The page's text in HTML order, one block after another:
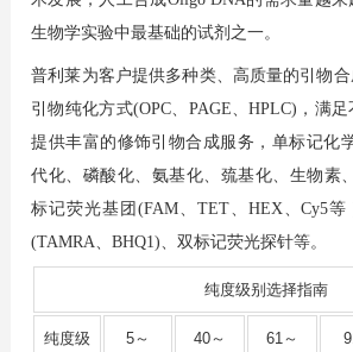
生物学实验中最基础的试剂之一。
普利莱为客户提供多种类、高质量的引物
引物纯化方式(OPC、PAGE、HPLC)，满
提供丰富的修饰引物合成服务，单标记化
代化、磷酸化、氨基化、巯基化、生物素
标记荧光基团(FAM、TET、HEX、Cy5
(TAMRA、BHQ1)、双标记荧光探针等。
纯度级别选择指南
纯度级
5～
40～
61～